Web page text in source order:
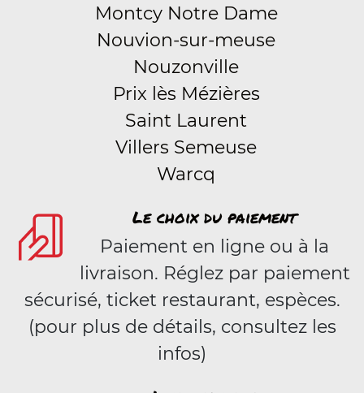
Montcy Notre Dame
Nouvion-sur-meuse
Nouzonville
Prix lès Mézières
Saint Laurent
Villers Semeuse
Warcq
Le choix du paiement
Paiement en ligne ou à la
livraison. Réglez par paiement
sécurisé, ticket restaurant, espèces.
(pour plus de détails, consultez les
infos)